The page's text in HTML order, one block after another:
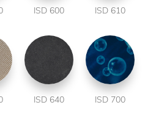
ISD 600 ISD 610
ISD 640 ISD 700